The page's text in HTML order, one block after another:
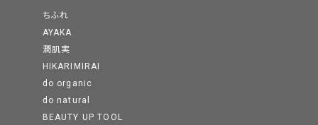
ちふれ
AYAKA
潤肌実
HIKARIMIRAI
do organic
do natural
BEAUTY UP TOOL